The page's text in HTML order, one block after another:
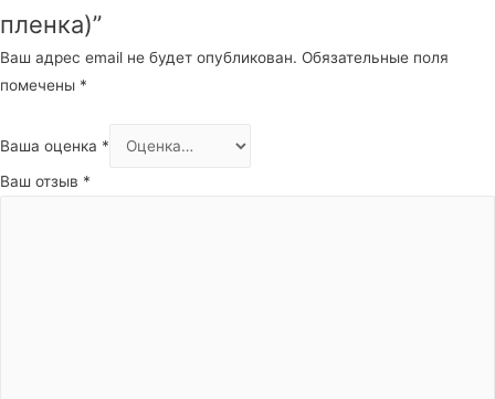
пленка)”
Ваш адрес email не будет опубликован. Обязательные поля
помечены *
Ваша оценка *
Ваш отзыв *